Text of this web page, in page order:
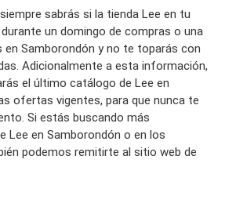
sabrás si la tienda Lee en tu
un domingo de compras o una
en Samborondón y no te toparás con
Adicionalmente a esta información,
el último catálogo de Lee en
ofertas vigentes, para que nunca te
Si estás buscando más
Lee en Samborondón o en los
podemos remitirte al sitio web de